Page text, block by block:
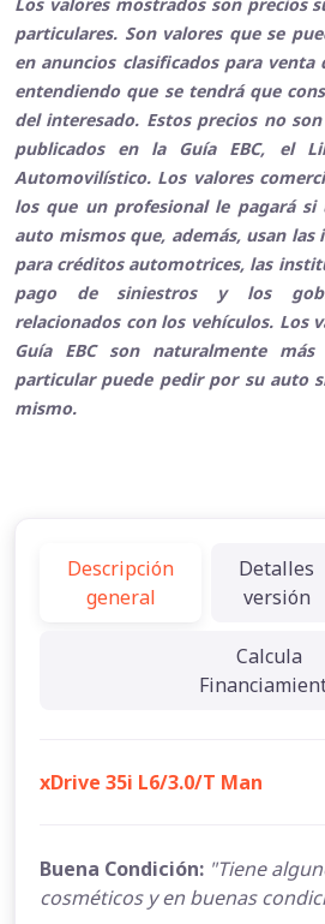
particulares. Son valores que se
en anuncios clasificados para
entendiendo que se tendrá que
del interesado. Estos precios no
publicados en la Guía EBC, el
Automovilístico. Los valores
los que un profesional le pagará si
auto mismos que, además, usan
para créditos automotrices, las
pago de siniestros y los
relacionados con los vehículos. Los
Guía EBC son naturalmente
particular puede pedir por su auto
mismo.
Descripción
general
Detalles
versión
Calcula
xDrive 35i L6/3.0/T Man
Buena Condición: "Tiene
cosméticos y en buenas